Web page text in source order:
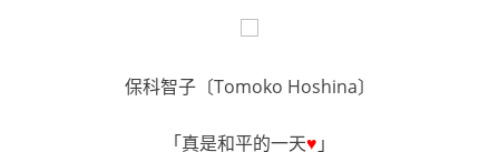
保科智子〔Tomoko Hoshina〕
「真是和平的一天♥ 」